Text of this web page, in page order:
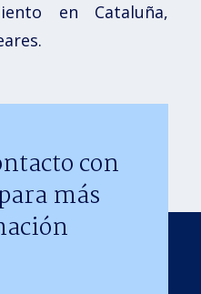
en Cataluña,
con
más